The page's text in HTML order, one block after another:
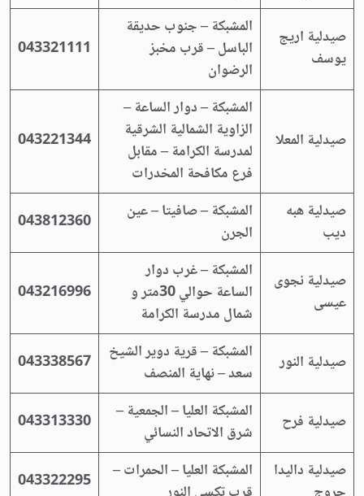
صيدلية اريج
يوسف
المشبكة – جنوب حديقة
الباسل – قرب مخبز
الرضوان
043321111
صيدلية المعلا
المشبكة – دوار الساعة –
الزاوية الشمالية الشرقية
لمدرسة الكرامة – مقابل
فرع مكافحة المخدرات
043221344
صيدلية هبه
ديب
المشبكة – صافيتا – عين
الجرن
043812360
صيدلية نجوى
عيسى
المشبكة – غرب دوار
الساعة حوالي 30متر و
شمال مدرسة الكرامة
043216996
صيدلية النور
المشبكة – قرية دوير الشيخ
سعد – نهاية المنصف
043338567
صيدلية فرح
المشبكة العليا – الجمعية –
شرق الاتحاد النسائي
043313330
صيدلية داليدا
المشبكة العليا – الحمرات –
043322295